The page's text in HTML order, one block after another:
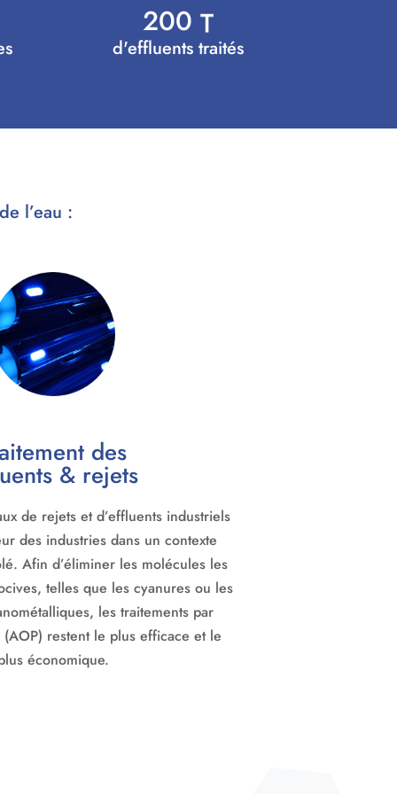
200 T
d'effluents traités
l’eau :
des
& rejets
de rejets et d’effluents industriels
des industries dans un contexte
Afin d’éliminer les molécules les
telles que les cyanures ou les
les traitements par
restent le plus efficace et le
économique.